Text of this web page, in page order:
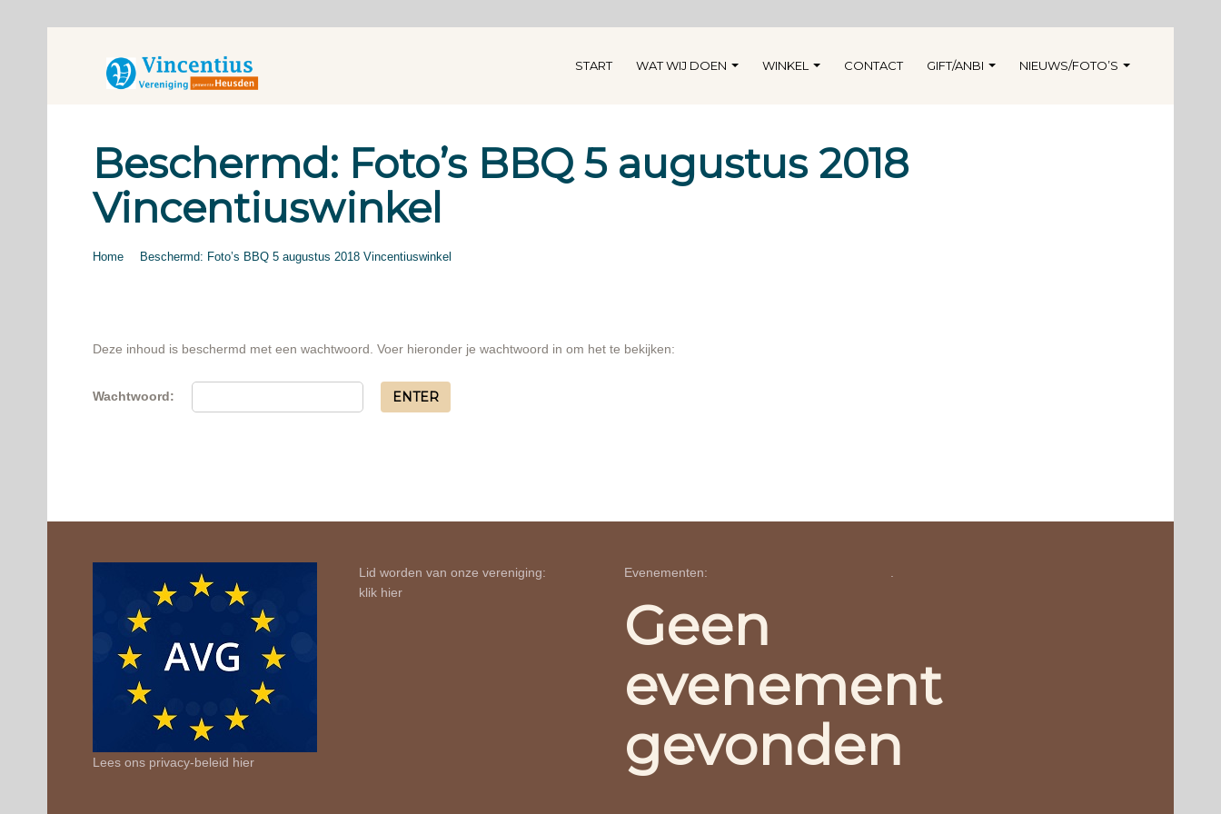
START WAT WIJ DOEN WINKEL CONTACT GIFT/ANBI NIEUWS/FOTO’S
Beschermd: Foto’s BBQ 5 augustus 2018
Vincentiuswinkel
Home Beschermd: Foto’s BBQ 5 augustus 2018 Vincentiuswinkel
Deze inhoud is beschermd met een wachtwoord. Voer hieronder je wachtwoord in om het te bekijken:
Wachtwoord:
Lees ons privacy-beleid hier
Lid worden van onze vereniging:
klik hier
Evenementen:
Geen
evenement
gevonden